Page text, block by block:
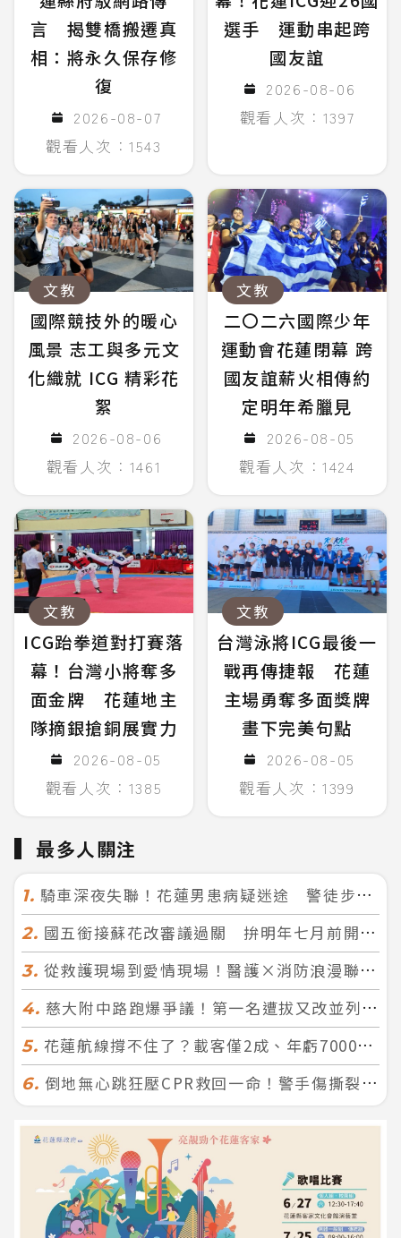
言 揭雙橋搬遷真
相：將永久保存修
復
2026-08-07
觀看人次：1543
選手 運動串起跨
國友誼
2026-08-06
觀看人次：1397
文教
國際競技外的暖心
風景 志工與多元文
化織就 ICG 精彩花
絮
2026-08-06
觀看人次：1461
文教
二〇二六國際少年
運動會花蓮閉幕 跨
國友誼薪火相傳約
定明年希臘見
2026-08-05
觀看人次：1424
文教
ICG跆拳道對打賽落
幕！台灣小將奪多
面金牌 花蓮地主
隊摘銀搶銅展實力
2026-08-05
觀看人次：1385
文教
台灣泳將ICG最後一
戰再傳捷報 花蓮
主場勇奪多面獎牌
畫下完美句點
2026-08-05
觀看人次：1399
最多人關注
1. 騎車深夜失聯！花蓮男患病疑迷途 警徒步百米急尋救回一命
2. 國五銜接蘇花改審議過關 拚明年七月前開工！台北花蓮2小時生活圈成形
3. 從救護現場到愛情現場！醫護×消防浪漫聯誼 32人配對成功5對
4. 慈大附中路跑爆爭議！第一名遭拔又改並列 家長怒：難以接受
5. 花蓮航線撐不住了？載客僅2成、年虧7000萬 華信喊：真的快飛不下去
6. 倒地無心跳狂壓CPR救回一命！警手傷撕裂仍不放手 竟救到藝人何篤霖哥哥